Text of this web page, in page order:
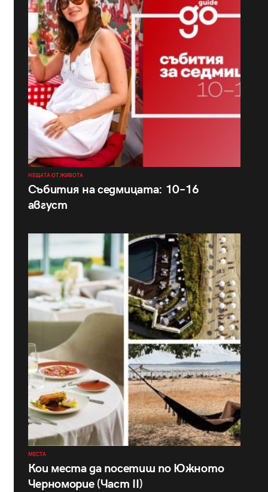
НЕЩАТА ОТ ЖИВОТА
Събития на седмицата: 10–16
август
МЕСТА
Кои места да посетиш по Южното
Черноморие (Част II)